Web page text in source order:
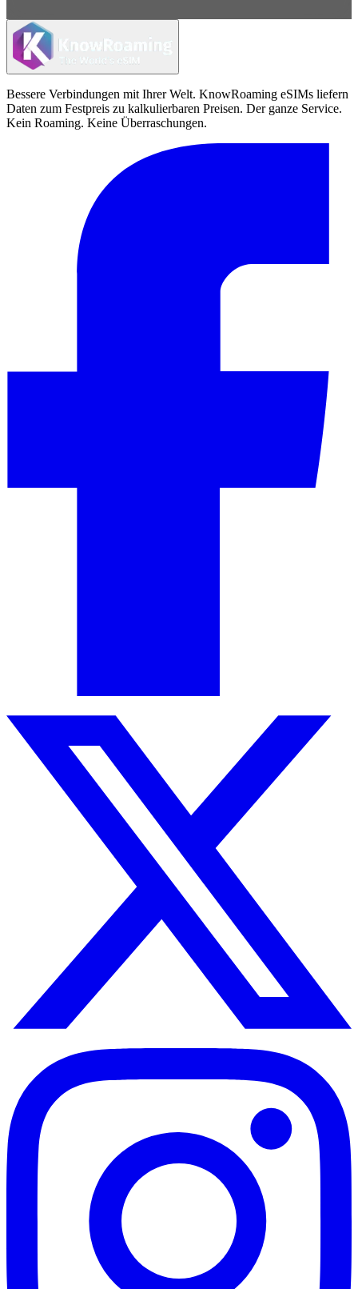
Bessere Verbindungen mit Ihrer Welt. KnowRoaming eSIMs liefern
Daten zum Festpreis zu kalkulierbaren Preisen. Der ganze Service.
Kein Roaming. Keine Überraschungen.